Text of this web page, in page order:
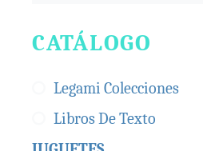
CATÁLOGO
Legami Colecciones
Libros De Texto